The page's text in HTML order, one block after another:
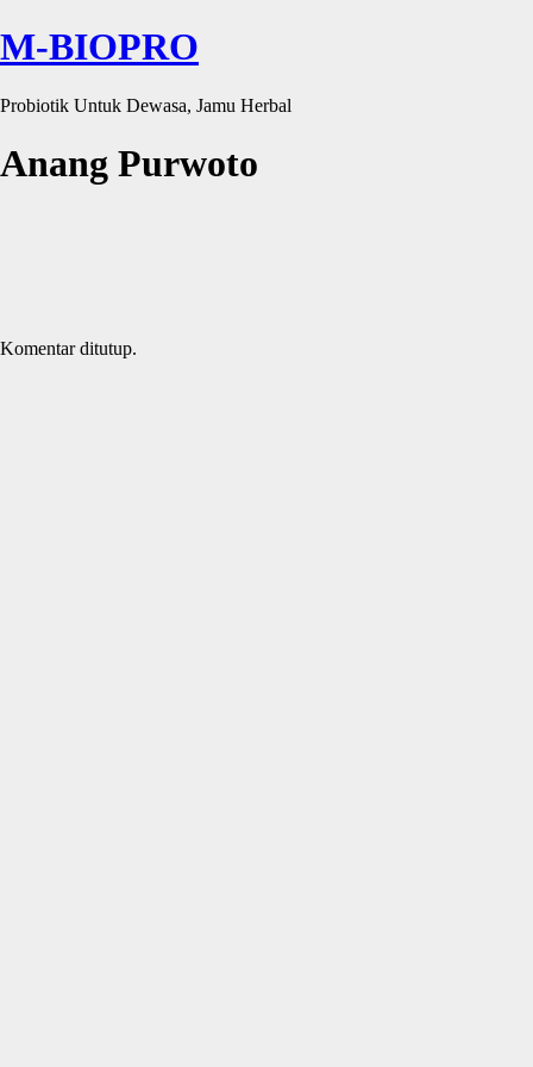
M-BIOPRO
Probiotik Untuk Dewasa, Jamu Herbal
Anang Purwoto
Komentar ditutup.